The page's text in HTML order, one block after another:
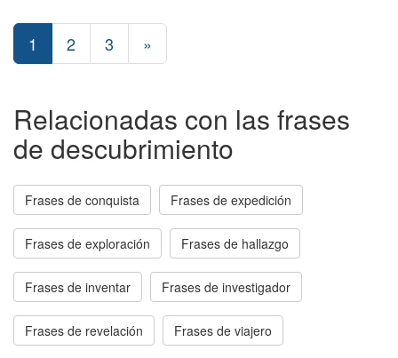
1 2 3 »
Relacionadas con las frases
de descubrimiento
Frases de conquista Frases de expedición
Frases de exploración Frases de hallazgo
Frases de inventar Frases de investigador
Frases de revelación Frases de viajero